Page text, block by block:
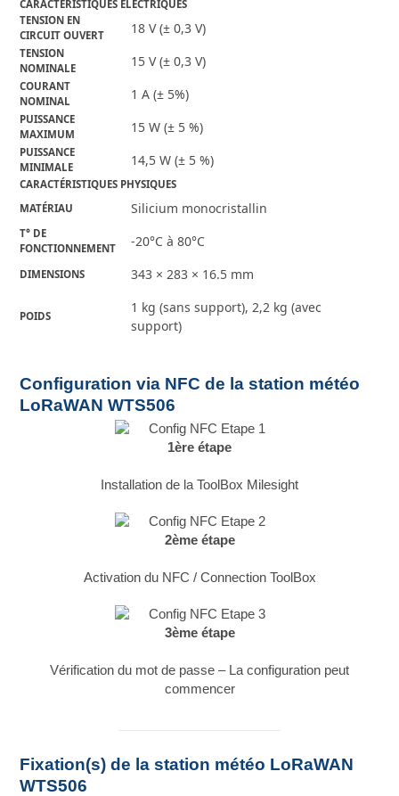
CARACTÉRISTIQUES ÉLECTRIQUES
TENSION EN
CIRCUIT OUVERT
18 V (± 0,3 V)
TENSION
NOMINALE
15 V (± 0,3 V)
COURANT
NOMINAL
1 A (± 5%)
PUISSANCE
MAXIMUM
15 W (± 5 %)
PUISSANCE
MINIMALE
14,5 W (± 5 %)
CARACTÉRISTIQUES PHYSIQUES
MATÉRIAU
Silicium monocristallin
T° DE
FONCTIONNEMENT
-20°C à 80°C
DIMENSIONS 343 × 283 × 16.5 mm
POIDS
1 kg (sans support), 2,2 kg (avec
support)
Configuration via NFC de la station météo
LoRaWAN WTS506
1ère étape
Installation de la ToolBox Milesight
2ème étape
Activation du NFC / Connection ToolBox
3ème étape
Vérification du mot de passe – La configuration peut
commencer
Fixation(s) de la station météo LoRaWAN
WTS506